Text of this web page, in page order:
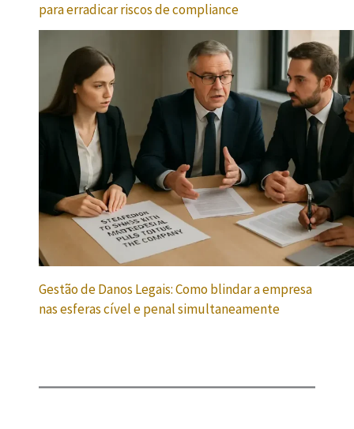
para erradicar riscos de compliance
Gestão de Danos Legais: Como blindar a empresa
nas esferas cível e penal simultaneamente